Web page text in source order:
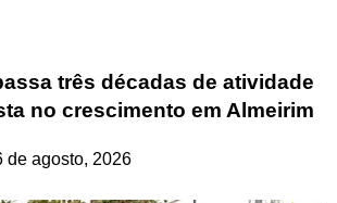
três décadas de atividade
no crescimento em Almeirim
de agosto, 2026